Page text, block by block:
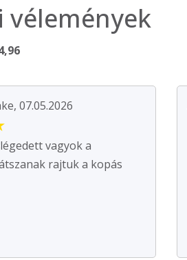
vélemények
07.05.2026
vagyok a
rajtuk a kopás